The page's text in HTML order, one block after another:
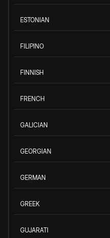
ESTONIAN
FILIPINO
FINNISH
FRENCH
GALICIAN
GEORGIAN
GERMAN
GREEK
GUJARATI